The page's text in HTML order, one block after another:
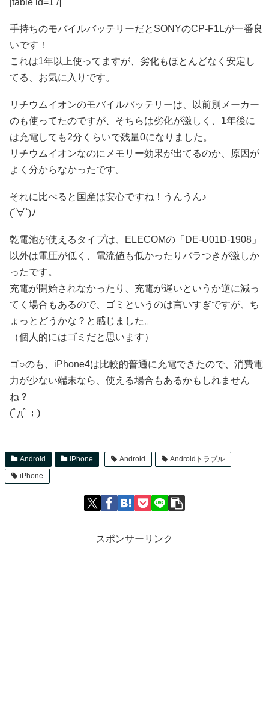
手持ちのモバイルバッテリーだとSONYのCP-F1Lが一番良
いです！
これは1年以上使ってますが、劣化もほとんどなく安定し
てる、お気に入りです。
リチウムイオンのモバイルバッテリーは、以前別メーカー
のも使ってたのですが、そちらは劣化が激しく、1年後に
は充電しても2分くらいで残量0になりました。
リチウムイオンなのにメモリー効果が出てるのか、原因が
よく分からなかったです。
それに比べると国産は安心ですね！うんうん♪
(´∀`)ﾉ
乾電池が使えるタイプは、ELECOMの「DE-U01D-1908」
以外は電圧が低く、電流値も低かったりバラつきが激しか
ったです。
充電が開始されなかったり、充電が遅いというか逆に減っ
てく場合もあるので、ゴミというのは言いすぎですが、ち
ょっとどうかな？と感じました。
（個人的にはゴミだと思います）
ゴ○のも、iPhone4は比較的普通に充電できたので、消費電
力が少ない端末なら、使える場合もあるかもしれません
ね？
(ﾟдﾟ；)
Android iPhone Android
Androidトラブル
iPhone
スポンサーリンク